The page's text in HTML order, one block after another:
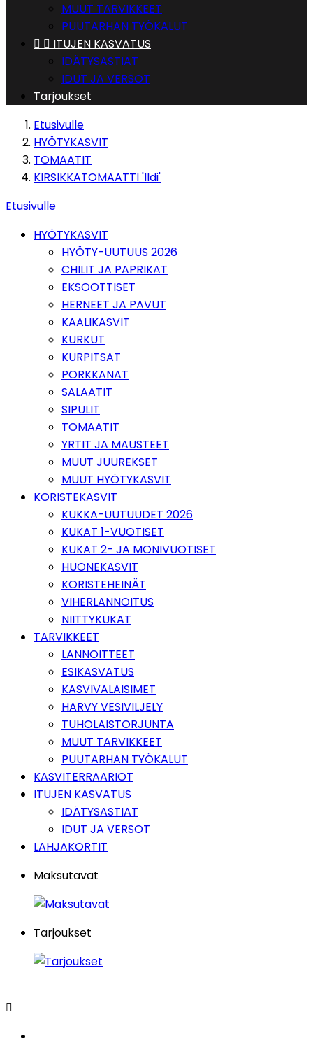
MUUT TARVIKKEET
PUUTARHAN TYÖKALUT
  ITUJEN KASVATUS
IDÄTYSASTIAT
IDUT JA VERSOT
Tarjoukset
Etusivulle
HYÖTYKASVIT
TOMAATIT
KIRSIKKATOMAATTI 'Ildi'
Etusivulle
HYÖTYKASVIT
HYÖTY-UUTUUS 2026
CHILIT JA PAPRIKAT
EKSOOTTISET
HERNEET JA PAVUT
KAALIKASVIT
KURKUT
KURPITSAT
PORKKANAT
SALAATIT
SIPULIT
TOMAATIT
YRTIT JA MAUSTEET
MUUT JUUREKSET
MUUT HYÖTYKASVIT
KORISTEKASVIT
KUKKA-UUTUUDET 2026
KUKAT 1-VUOTISET
KUKAT 2- JA MONIVUOTISET
HUONEKASVIT
KORISTEHEINÄT
VIHERLANNOITUS
NIITTYKUKAT
TARVIKKEET
LANNOITTEET
ESIKASVATUS
KASVIVALAISIMET
HARVY VESIVILJELY
TUHOLAISTORJUNTA
MUUT TARVIKKEET
PUUTARHAN TYÖKALUT
KASVITERRAARIOT
ITUJEN KASVATUS
IDÄTYSASTIAT
IDUT JA VERSOT
LAHJAKORTIT
Maksutavat
Tarjoukset
